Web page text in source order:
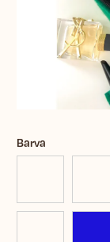
Barva